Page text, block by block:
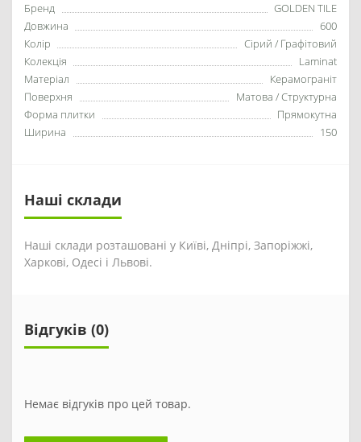
Бренд
GOLDEN TILE
Довжина
600
Колір
Сірий / Графітовий
Колекція
Laminat
Матеріал
Керамограніт
Поверхня
Матова / Структурна
Форма плитки
Прямокутна
Ширина
150
Наші склади
Наші склади розташовані у Київі, Дніпрі, Запоріжжі,
Харкові, Одесі і Львові.
Відгуків (0)
Немає відгуків про цей товар.